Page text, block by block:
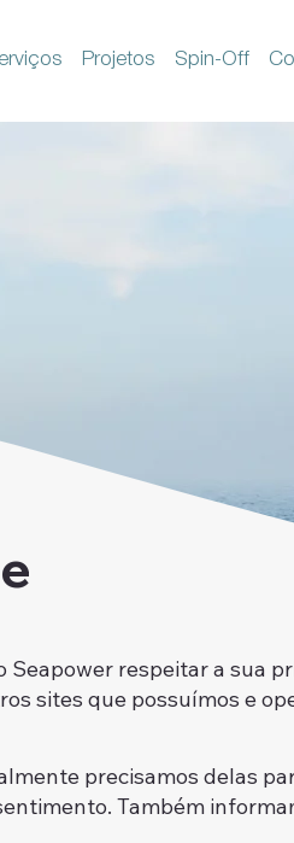
Projetos Spin-Off
respeitar a sua
sites que possuímos e
precisamos delas
Também